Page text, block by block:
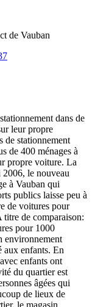
de Vauban
dans de
leur propre
de stationnement
de 400 ménages à
propre voiture. La
le nouveau
à Vauban qui
publics laisse peu à
de voitures pour
titre de comparaison:
pour 1000
environnement
aux enfants. En
enfants ont
du quartier est
âgées qui
de lieux de